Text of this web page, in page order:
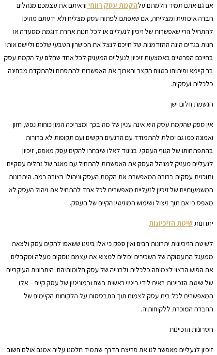
אם גם אתם תמיד חלמתם עלהקמת עסק רווחי וראיתם את עצמכם מנהלים
חברה איכותית ומצליחה, אם שאפתם לפתוח עסק מצליח ולא ידעתם מהיכן
להתחיל הרי שאפשרות של זיכיון לנעליים או לכל חנות אחרת דוגמת מסעדה או
חנות בגדים הינה ההזדמנות של חייכם לנצל את הכישרון הטבעי שלכם וליישם אותו
בחייכם הפרטיים באמצעות זיכיון לנעליים המעניק לכל אחד שחלם על הקמת עסק
בר קיימא ופיתוחו בטווח הקצר והארוך את האפשרות להתפתח ולהתקדם מבחינה
כלכלית ועסקית.
הגשמת חלום ישן
אין ספק שהקמת עסק היא אינה עניין של מה בכך ומצריכה המון כוחות נפש, חזון
ואמונה כמו גם יכולת להתמודד עם הרגעים הקשים ועם תקופות לא ברורות
בהתפתחותו של הגוף העסקי. בניגוד לאלו שיבחרו להקים עסק מאפס, זיכיון
לנעליים מעניק למנהל העסק את האפשרות להתחיל עם מאגר של נהלים עסקיים
ותוכנית עסקית ברורה המאפשרת את הקמת העסק וניהולו בצורה רמה. היתרונות
המשמעותיים של זיכיון לנעליים מאפשרים לכל אחד להתחיל את ניהול העסק לא
מאפס כי אם תוך ניצול ושימוש המוניטין הקיים של העסק.
יתרונות שיטת הזיכיונות
לשיטת הזיכיונות יתרונות רבים ואין ספק כי אלו בינינו ששאפו להקים עסק ולצאת
ממעגל התעסוקה של השכירים יכולים למצוא את עצמם נוסקים מעלה ומקבלים
את הפוש הרצוי לצמיחה כלכלית ולבנייה של עסק חלומותיהם. היתרונות העיקריים
של שיטת הזכיינות באים לידי ביטוי ראשית בשם ובמוניטין של עסק קיים – אלו
המאפשרים לכל בית עסק לצמוח תוך התבססות על הלקוחות הקיימים של
החברה המוכרת ללקוחותיה.
חסרונות הזכיינות
זיכיון לנעליים מאפשר לנו את פריצת הדרך שתמיד חלמנו עליה אמנם אולם חשוב